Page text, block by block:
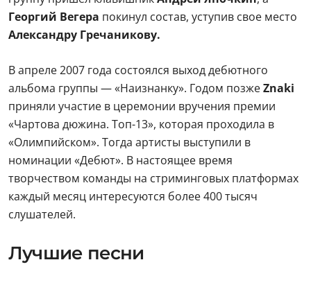
Георгий Вегера покинул состав, уступив свое место
Александру Гречаникову.
В апреле 2007 года состоялся выход дебютного
альбома группы — «Наизнанку». Годом позжеZnaki
приняли участие в церемонии вручения премии
«Чартова дюжина. Топ-13», которая проходила в
«Олимпийском». Тогда артисты выступили в
номинации «Дебют». В настоящее время
творчеством команды на стриминговых платформах
каждый месяц интересуются более 400 тысяч
слушателей.
Лучшие песни